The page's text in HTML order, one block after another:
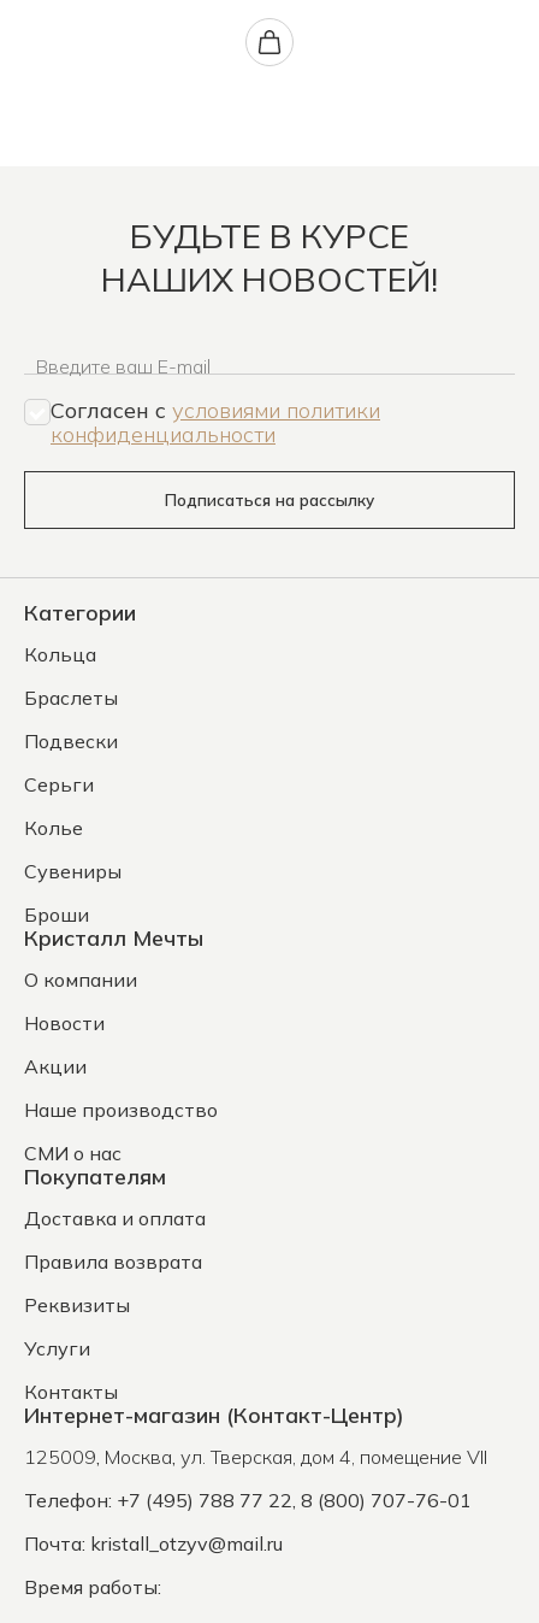
БУДЬТЕ В КУРСЕ
НАШИХ НОВОСТЕЙ!
Введите ваш E-mail
Согласен c условиями политики
конфиденциальности
Подписаться на рассылку
Категории
Кольца
Браслеты
Подвески
Серьги
Колье
Сувениры
Броши
Кристалл Мечты
О компании
Новости
Акции
Наше производство
СМИ о нас
Покупателям
Доставка и оплата
Правила возврата
Реквизиты
Услуги
Контакты
Интернет-магазин (Контакт-Центр)
125009, Москва, ул. Тверская, дом 4, помещение VII
Телефон: +7 (495) 788 77 22, 8 (800) 707-76-01
Почта: kristall_otzyv@mail.ru
Время работы: